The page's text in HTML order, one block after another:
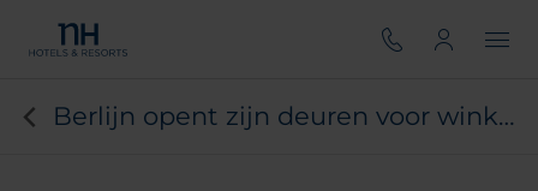
Berlijn opent zijn deuren voor winkel-escapisme